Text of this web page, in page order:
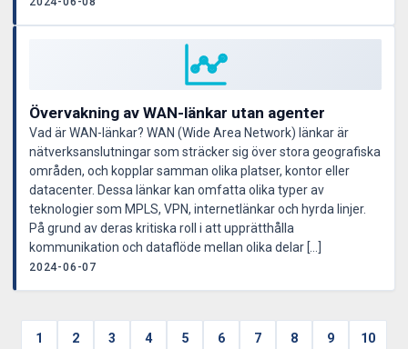
Övervakning av WAN-länkar utan agenter
Vad är WAN-länkar? WAN (Wide Area Network) länkar är
nätverksanslutningar som sträcker sig över stora geografiska
områden, och kopplar samman olika platser, kontor eller
datacenter. Dessa länkar kan omfatta olika typer av
teknologier som MPLS, VPN, internetlänkar och hyrda linjer.
På grund av deras kritiska roll i att upprätthålla
kommunikation och dataflöde mellan olika delar […]
2024-06-07
1 2 3 4 5 6 7 8 9 10